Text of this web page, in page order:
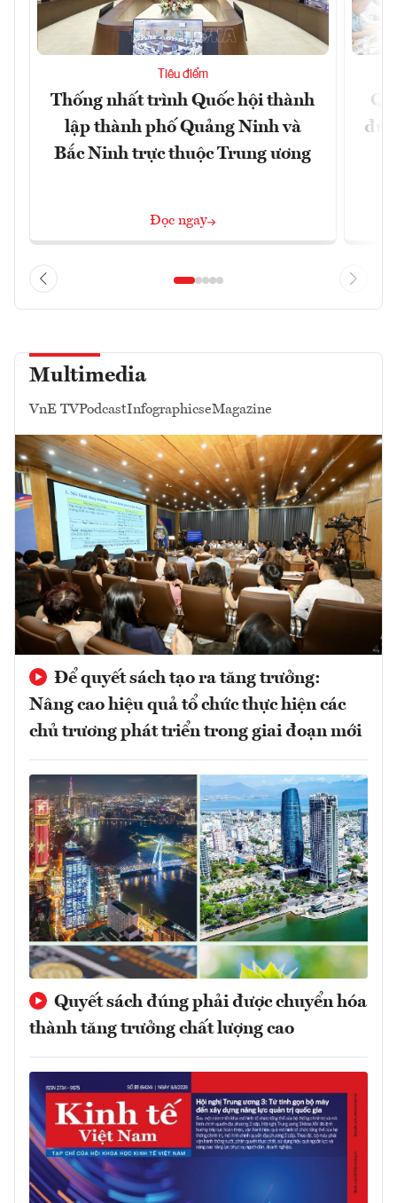
Tiêu điểm
Thống nhất trình Quốc hội thành
lập thành phố Quảng Ninh và
Bắc Ninh trực thuộc Trung ương
Đọc ngay
đủ
Multimedia
VnE TVPodcastInfographicseMagazine
Để quyết sách tạo ra tăng trưởng:
Nâng cao hiệu quả tổ chức thực hiện các
chủ trương phát triển trong giai đoạn mới
Quyết sách đúng phải được chuyển hóa
thành tăng trưởng chất lượng cao